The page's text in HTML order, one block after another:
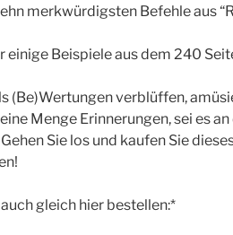
merkwürdigsten Befehle aus
einige Beispiele aus dem 240
(Be)Wertungen verblüffen,
Menge Erinnerungen, sei es
Sie los und kaufen Sie
gleich hier bestellen:*